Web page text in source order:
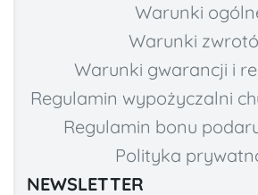
Warunki
Warunki
Warunki gwarancji i
Regulamin wypożyczalni
Regulamin bonu
Polityka
NEWSLETTER